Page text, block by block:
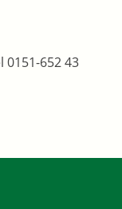
0151-652 43